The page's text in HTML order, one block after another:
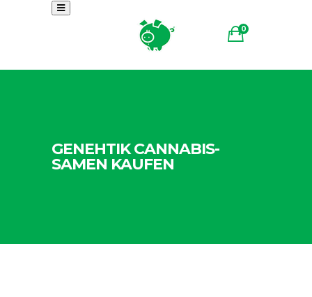
0
GENEHTIK CANNABIS-
SAMEN KAUFEN